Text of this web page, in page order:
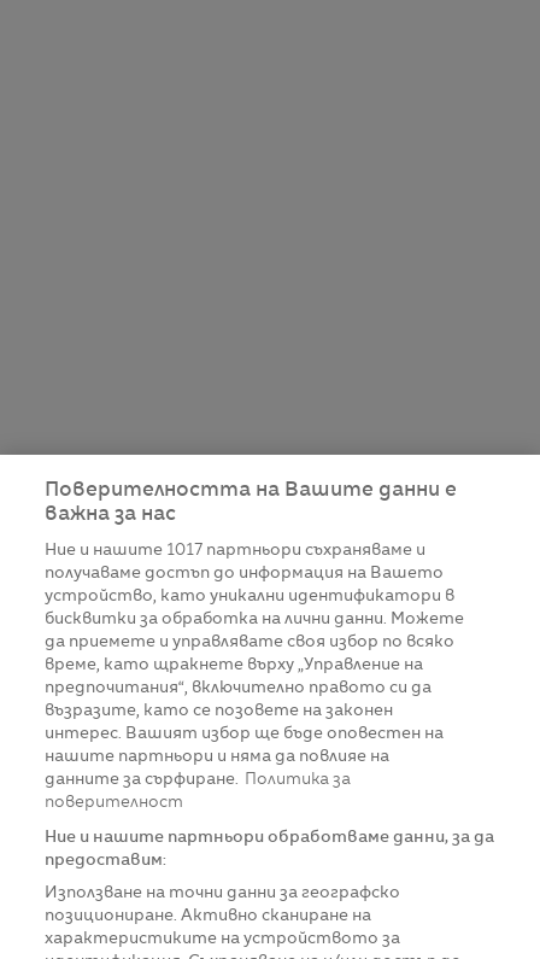
Поверителността на Вашите данни е
важна за нас
Ние и нашите 1017 партньори съхраняваме и
получаваме достъп до информация на Вашето
устройство, като уникални идентификатори в
бисквитки за обработка на лични данни. Можете
да приемете и управлявате своя избор по всяко
време, като щракнете върху „Управление на
предпочитания“, включително правото си да
възразите, като се позовете на законен
интерес. Вашият избор ще бъде оповестен на
нашите партньори и няма да повлияе на
данните за сърфиране.
Политика за
поверителност
Ние и нашите партньори обработваме данни, за да
предоставим:
Използване на точни данни за географско
позициониране. Активно сканиране на
характеристиките на устройството за